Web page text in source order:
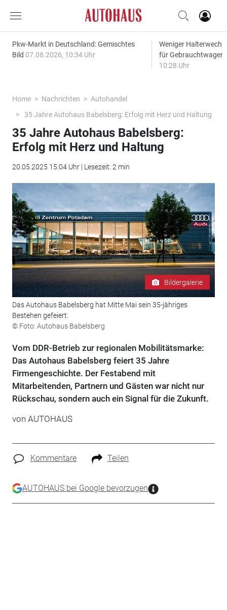
Pkw-Markt in Deutschland: Gemischtes
Bild 07.08.2026, 10:34 Uhr
Weniger
für
10:28 Uhr
Home Nachrichten
Autohandel
35 Jahre Autohaus Babelsberg: Erfolg mit Herz und Haltung
35 Jahre Autohaus Babelsberg:
Erfolg mit Herz und Haltung
20.05.2025 15:04 Uhr | Lesezeit: 2 min
Bildergalerie
Das Autohaus Babelsberg hat Mitte Mai sein 35-jähriges
Bestehen gefeiert.
© Foto: Autohaus Babelsberg
Vom DDR-Betrieb zur regionalen Mobilitätsmarke:
Das Autohaus Babelsberg feiert 35 Jahre
Firmengeschichte. Der Festabend mit
Mitarbeitenden, Partnern und Gästen war nicht nur
Rückschau, sondern auch ein Signal für die Zukunft.
von AUTOHAUS
Kommentare Teilen
AUTOHAUS bei Google bevorzugen